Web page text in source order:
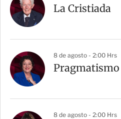
La Cristiada
8 de agosto - 2:00 Hrs
8 de agosto - 2:00 Hrs